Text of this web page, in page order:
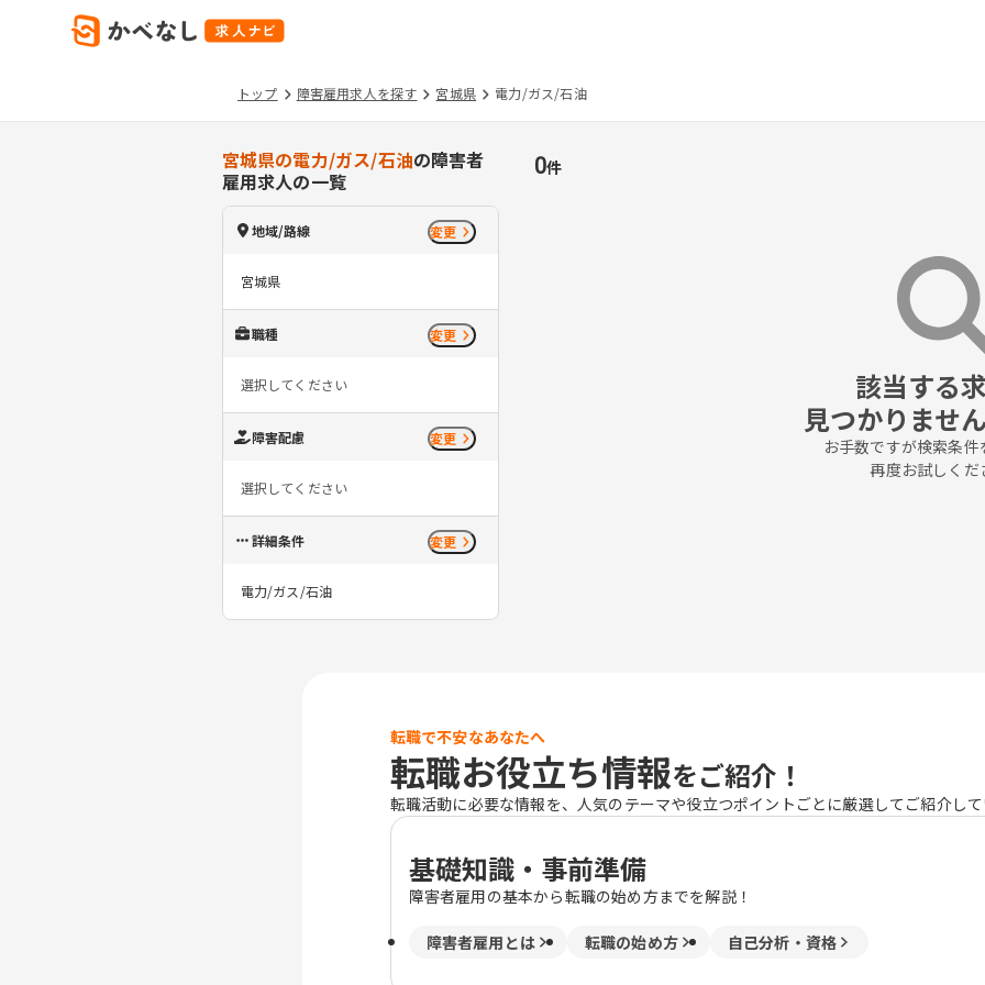
トップ 障害雇用求人を探す 宮城県 電力/ガス/石油
宮城県の電力/ガス/石油の障害者
雇用求人の一覧
地域/路線 変更
宮城県
職種 変更
選択してください
障害配慮 変更
選択してください
詳細条件 変更
電力/ガス/石油
0件
該当する
見つかりませ
お手数ですが検索条
再度お試しくだ
転職で不安なあなたへ
転職お役立ち情報をご紹介！
転職活動に必要な情報を、人気のテーマや役立つポイントごとに厳選してご紹介し
基礎知識・事前準備
障害者雇用の基本から転職の始め方までを解説！
障害者雇用とは 転職の始め方 自己分析・資格